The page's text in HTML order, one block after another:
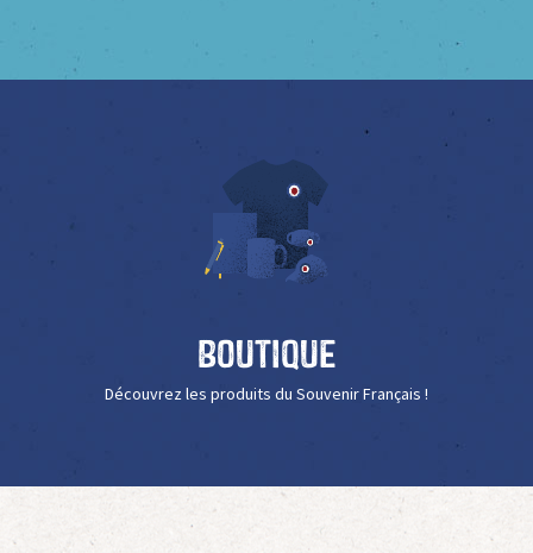
Boutique
Découvrez les produits du Souvenir Français !